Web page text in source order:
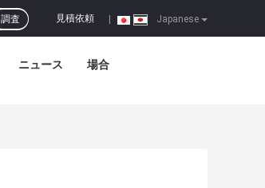
Japanese
見積依頼
調査
ニュース 場合